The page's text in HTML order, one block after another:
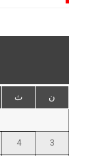
ن ث
3
4